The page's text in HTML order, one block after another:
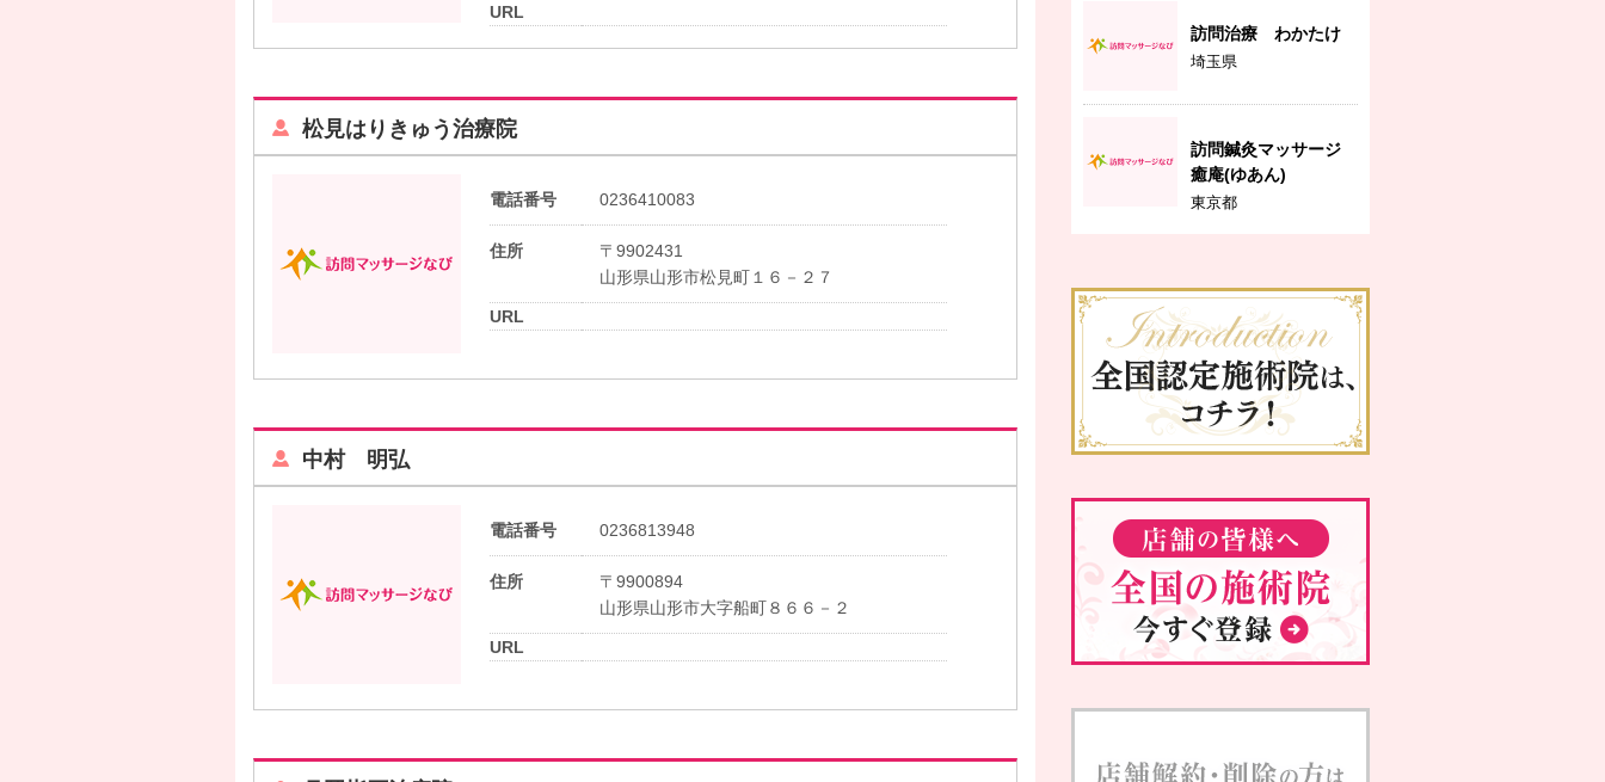
URL
松見はりきゅう治療院
電話番号 0236410083
住所
〒9902431
山形県山形市松見町１６－２７
URL
中村 明弘
電話番号 0236813948
住所
〒9900894
山形県山形市大字船町８６６－２
URL
訪問治療 わかたけ
埼玉県
訪問鍼灸マッサージ
癒庵(ゆあん)
東京都